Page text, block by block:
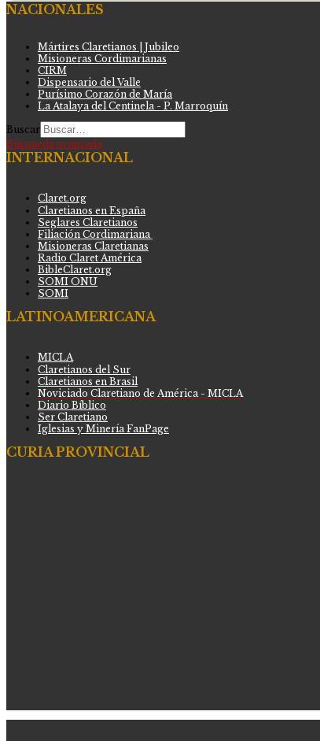
NACIONALES
Mártires Claretianos | Jubileo
Misioneras Cordimarianas
CIRM
Dispensario del Valle
Purísimo Corazón de María
La Atalaya del Centinela - P. Marroquín
Buscar
Búsqueda avanzada
INTERNACIONAL
Claret.org
Claretianos en España
Seglares Claretianos
Filiación Cordimariana
Misioneras Claretianas
Radio Claret América
BibleClaret.org
SOMI ONU
SOMI
LATINOAMERICANA
MICLA
Claretianos del Sur
Claretianos en Brasil
Noviciado Claretiano de América - MICLA
Diario Bíblico
Ser Claretiano
Iglesias y Minería FanPage
CURIA PROVINCIAL